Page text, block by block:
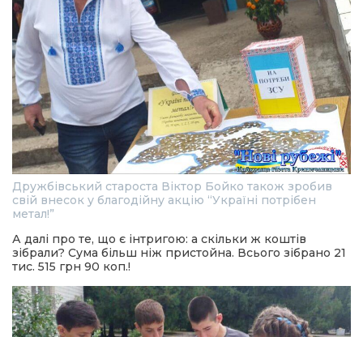
Дружбівський староста Віктор Бойко також зробив
свій внесок у благодійну акцію “Україні потрібен
метал!”
А далі про те, що є інтригою: а скільки ж коштів
зібрали? Сума більш ніж пристойна. Всього зібрано 21
тис. 515 грн 90 коп.!